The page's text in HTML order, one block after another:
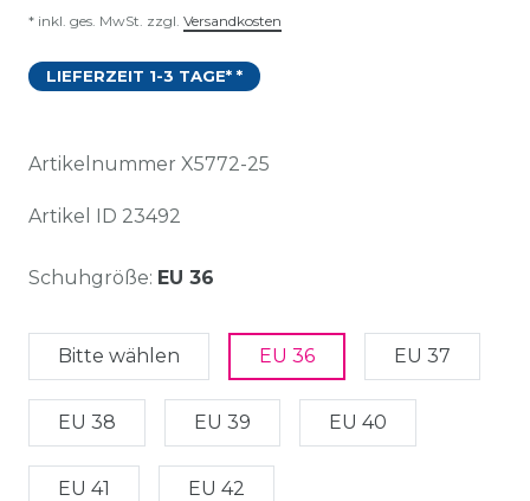
* inkl. ges. MwSt. zzgl. Versandkosten
LIEFERZEIT 1-3 TAGE* *
Artikelnummer X5772-25
Artikel ID 23492
Schuhgröße: EU 36
Bitte wählen EU 36 EU 37
EU 38 EU 39 EU 40
EU 41 EU 42